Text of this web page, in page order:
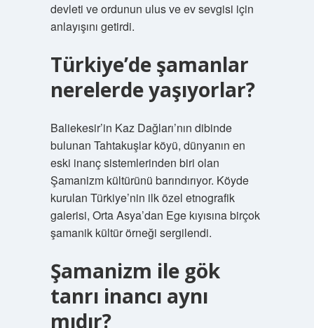
devleti ve ordunun ulus ve ev sevgisi için
anlayışını getirdi.
Türkiye’de şamanlar
nerelerde yaşıyorlar?
Baliekesir’in Kaz Dağları’nın dibinde
bulunan Tahtakuşlar köyü, dünyanın en
eski inanç sistemlerinden biri olan
Şamanizm kültürünü barındırıyor. Köyde
kurulan Türkiye’nin ilk özel etnografik
galerisi, Orta Asya’dan Ege kıyısına birçok
şamanik kültür örneği sergilendi.
Şamanizm ile gök
tanrı inancı aynı
mıdır?